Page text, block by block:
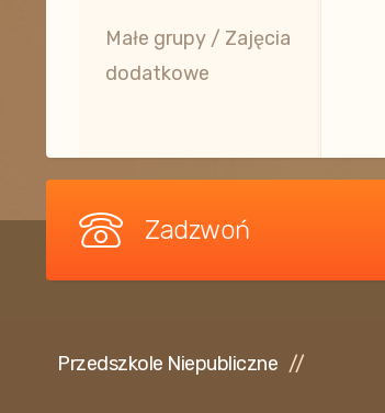
Małe grupy / Zajęcia
dodatkowe
Zadzwoń
Przedszkole Niepubliczne